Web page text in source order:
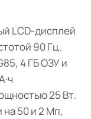
LCD-дисплей
90 Гц.
4 ГБ ОЗУ и
25 Вт.
на 50 и 2 Мп,